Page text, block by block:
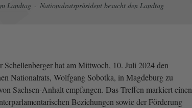
Landtag Nationalratspräsident besucht den Landtag
Schellenberger hat am Mittwoch, 10. Juli 2024 den
Nationalrats, Wolfgang Sobotka, in Magdeburg zu
Sachsen-Anhalt empfangen. Das Treffen markiert einen
Beziehungen sowie der Förderung